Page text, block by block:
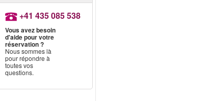
+41 435 085 538
Vous avez besoin
d'aide pour votre
réservation ?
Nous sommes là
pour répondre à
toutes vos
questions.